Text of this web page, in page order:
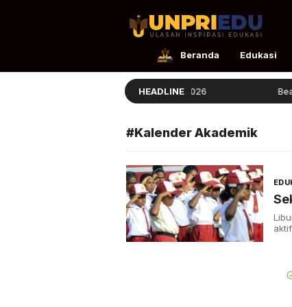
UnpriEdu
Ulasan Inspirasi Edukasi
Beranda Edukasi
HEADLINE
Panduan Masuk STIS 2026
#Kalender Akademik